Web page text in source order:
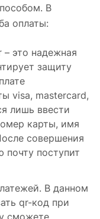
В
оплаты:
– это надежная
защиту
visa, mastercard,
лишь ввести
карты, имя
совершения
почту поступит
В данном
qr-код при